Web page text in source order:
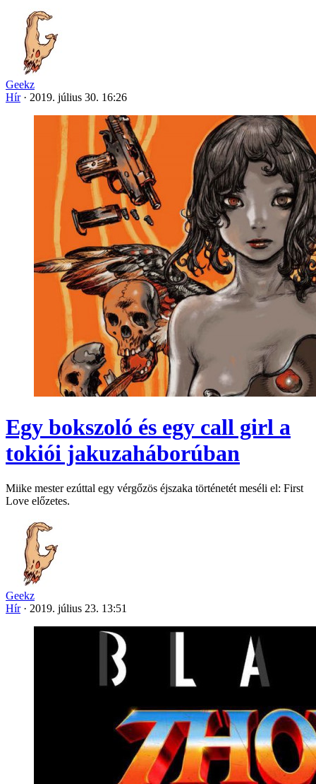
Geekz
Hír · 2019. július 30. 16:26
Egy bokszoló és egy call girl a
tokiói jakuzaháborúban
Miike mester ezúttal egy vérgőzös éjszaka történetét meséli el: First
Love előzetes.
Geekz
Hír · 2019. július 23. 13:51